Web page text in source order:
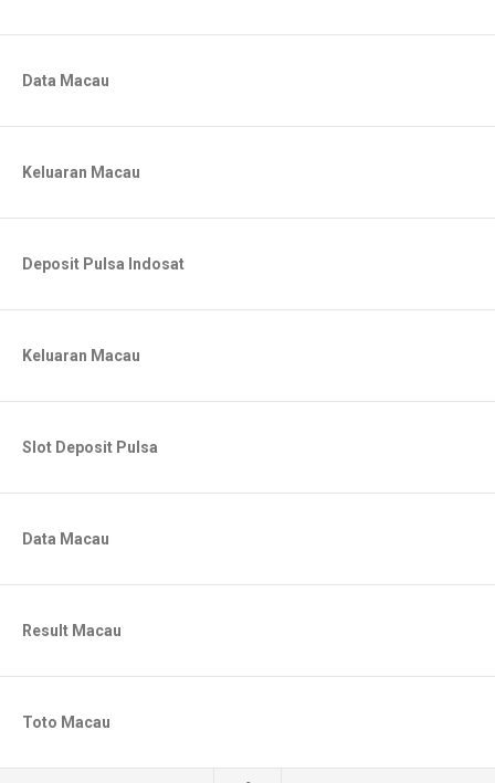
Data Macau
Keluaran Macau
Deposit Pulsa Indosat
Keluaran Macau
Slot Deposit Pulsa
Data Macau
Result Macau
Toto Macau